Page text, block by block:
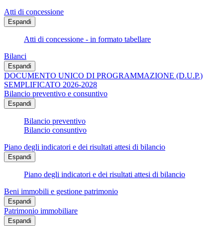
Atti di concessione
Espandi
Atti di concessione - in formato tabellare
Bilanci
Espandi
DOCUMENTO UNICO DI PROGRAMMAZIONE (D.U.P.)
SEMPLIFICATO 2026-2028
Bilancio preventivo e consuntivo
Espandi
Bilancio preventivo
Bilancio consuntivo
Piano degli indicatori e dei risultati attesi di bilancio
Espandi
Piano degli indicatori e dei risultati attesi di bilancio
Beni immobili e gestione patrimonio
Espandi
Patrimonio immobiliare
Espandi